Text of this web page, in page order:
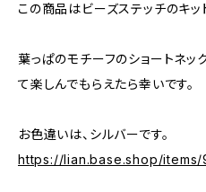
この商品はビーズステッチのキッ
葉っぱのモチーフのショートネッ
て楽しんでもらえたら幸いです。
お色違いは、シルバーです。
https://lian.base.shop/items/